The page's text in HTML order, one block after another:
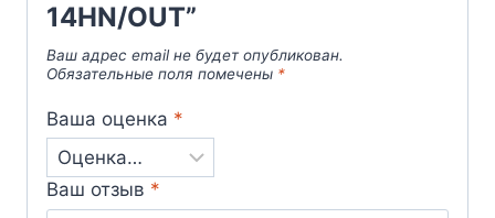
14HN/OUT”
Ваш адрес email не будет опубликован.
Обязательные поля помечены *
Ваша оценка *
Ваш отзыв *